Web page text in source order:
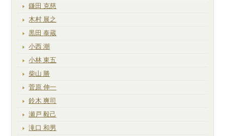
鎌田 克慈
木村 展之
黒田 泰蔵
小西 潮
小林 東五
柴山 勝
菅原 伸一
鈴木 爽司
瀬戸 毅己
滝口 和男